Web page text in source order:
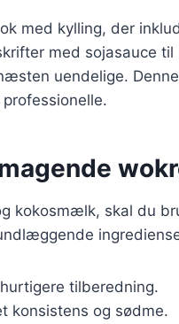
med kylling, der
med sojasauce
uendelige.
kokosmælk, skal du
tilberedning.
konsistens og sødme.